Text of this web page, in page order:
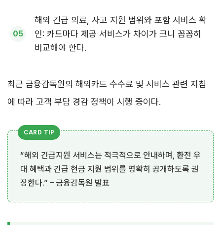
해외 긴급 의료, 사고 지원 범위와 포함 서비스 확
인: 카드마다 제공 서비스가 차이가 크니 꼼꼼히
비교해야 한다.
최근 금융감독원의 해외카드 수수료 및 서비스 관련 지침
에 따라 고객 부담 경감 정책이 시행 중이다.
“해외 긴급지원 서비스는 적극적으로 안내하며, 환전 우
대 혜택과 긴급 현금 지원 범위를 명확히 공개하도록 권
장한다.” – 금융감독원 발표